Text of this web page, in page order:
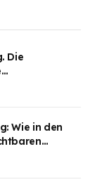
Die
erregt.
Wie in den